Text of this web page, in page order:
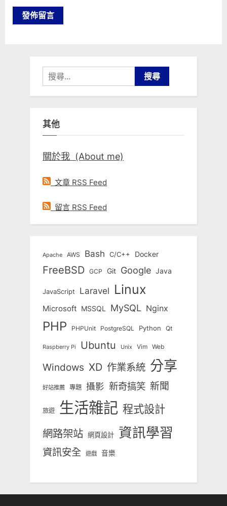
搜
尋
關
字:
其他
關於我 (About me)
文章 RSS Feed
留言 RSS Feed
Apache AWS Bash C/C++ Docker
FreeBSD GCP Git Google Java
JavaScript Laravel Linux
Microsoft MSSQL MySQL Nginx
PHP PHPUnit PostgreSQL Python Qt
Raspberry Pi Ubuntu Unix Vim Web
Windows XD 作業系統 分享
好站推薦 專題 攝影 新奇搞笑 新聞
旅遊 生活雜記 程式設計
網路架站 網頁設計 資訊學習
資訊安全 遊戲 音樂